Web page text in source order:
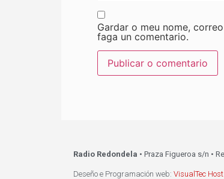
Gardar o meu nome,
faga un comentario.
Radio Redondela • Praza Figueroa s/n •
Deseño e Programación web: VisualTec Host